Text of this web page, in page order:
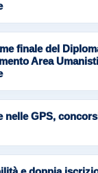
finale del
Area
nelle GPS,